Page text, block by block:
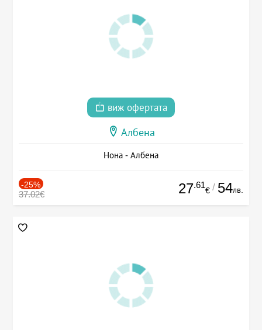
виж офертата
Албена
Нона - Албена
-25%
37.02€ 27.61
€ / 54лв.